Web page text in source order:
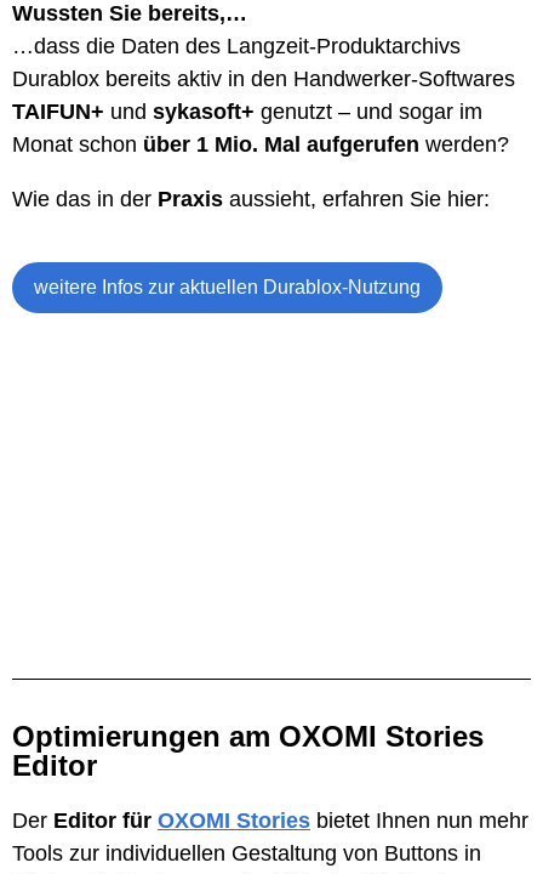
Wussten Sie bereits,…
…dass die Daten des Langzeit-Produktarchivs
Durablox bereits aktiv in den Handwerker-Softwares
TAIFUN+ und sykasoft+ genutzt – und sogar im
Monat schon über 1 Mio. Mal aufgerufen werden?
Wie das in der Praxis aussieht, erfahren Sie hier:
weitere Infos zur aktuellen Durablox-Nutzung
Optimierungen am OXOMI Stories
Editor
Der Editor für OXOMI Stories bietet Ihnen nun mehr
Tools zur individuellen Gestaltung von Buttons in